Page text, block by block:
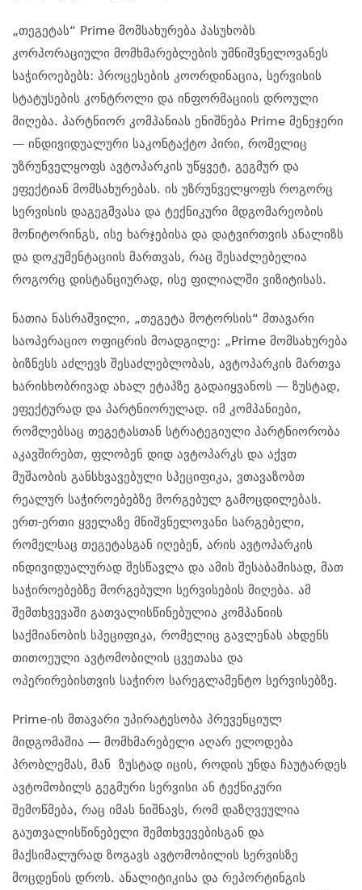
„თეგეტას“ Prime მომსახურება პასუხობს
კორპორაციული მომხმარებლების უმნიშვნელოვანეს
საჭიროებებს: პროცესების კოორდინაცია, სერვისის
სტატუსების კონტროლი და ინფორმაციის დროული
მიღება. პარტნიორ კომპანიას ენიშნება Prime მენეჯერი
— ინდივიდუალური საკონტაქტო პირი, რომელიც
უზრუნველყოფს ავტოპარკის უწყვეტ, გეგმურ და
ეფექტიან მომსახურებას. ის უზრუნველყოფს როგორც
სერვისის დაგეგმვასა და ტექნიკური მდგომარეობის
მონიტორინგს, ისე ხარჯებისა და დატვირთვის ანალიზს
და დოკუმენტაციის მართვას, რაც შესაძლებელია
როგორც დისტანციურად, ისე ფილიალში ვიზიტისას.
ნათია ნასრაშვილი, „თეგეტა მოტორსის“ მთავარი
საოპერაციო ოფიცრის მოადგილე: „Prime მომსახურება
ბიზნესს აძლევს შესაძლებლობას, ავტოპარკის მართვა
ხარისხობრივად ახალ ეტაპზე გადაიყვანოს — ზუსტად,
ეფექტურად და პარტნიორულად. იმ კომპანიები,
რომლებსაც თეგეტასთან სტრატეგიული პარტნიორობა
აკავშირებთ, ფლობენ დიდ ავტოპარკს და აქვთ
მუშაობის განსხვავებული სპეციფიკა, ვთავაზობთ
რეალურ საჭიროებებზე მორგებულ გამოცდილებას.
ერთ-ერთი ყველაზე მნიშვნელოვანი სარგებელი,
რომელსაც თეგეტასგან იღებენ, არის ავტოპარკის
ინდივიდუალურად შესწავლა და ამის შესაბამისად, მათ
საჭიროებებზე მორგებული სერვისების მიღება. ამ
შემთხვევაში გათვალისწინებულია კომპანიის
საქმიანობის სპეციფიკა, რომელიც გავლენას ახდენს
თითოეული ავტომობილის ცვეთასა და
ოპერირებისთვის საჭირო სარეგლამენტო სერვისებზე.
Prime-ის მთავარი უპირატესობა პრევენციულ
მიდგომაშია — მომხმარებელი აღარ ელოდება
პრობლემას, მან ზუსტად იცის, როდის უნდა ჩაუტარდეს
ავტომობილს გეგმური სერვისი ან ტექნიკური
შემოწმება, რაც იმას ნიშნავს, რომ დაზღვეულია
გაუთვალისწინებელი შემთხვევებისგან და
მაქსიმალურად ზოგავს ავტომობილის სერვისზე
მოცდენის დროს. ანალიტიკისა და რეპორტინგის